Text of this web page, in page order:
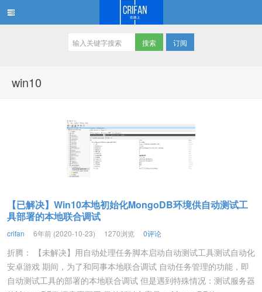
订阅
win10
【已解决】Win10本地初始化MongoDB环境供自动测试工
具部署的本地联合调试
crifan 6年前 (2020-10-23) 1270浏览 0评论
折腾： 【未解决】用自动处理任务脚本启动自动测试工具测试自动化
安卓游戏 期间，为了和同事本地联合调试 自动任务管理的功能，即
自动测试工具的部署的本地联合调试 但是遇到特殊情况：测试服务器